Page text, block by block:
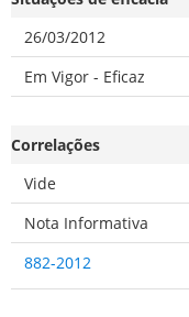
26/03/2012
Em Vigor - Eficaz
Correlações
Vide
Nota Informativa
882-2012